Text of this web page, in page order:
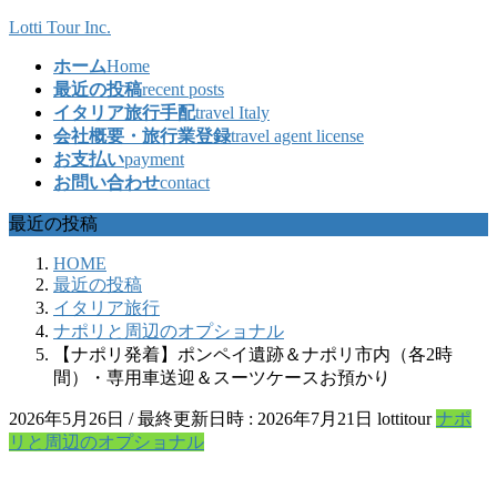
コ
ッ
プ
ナ
移
動
Lotti Tour Inc.
ホームHome
最近の投稿recent posts
イタリア旅行手配travel Italy
会社概要・旅行業登録travel agent license
お支払いpayment
お問い合わせcontact
最近の投稿
HOME
最近の投稿
イタリア旅行
ナポリと周辺のオプショナル
【ナポリ発着】ポンペイ遺跡＆ナポリ市内（各2時
間）・専用車送迎＆スーツケースお預かり
2026年5月26日 / 最終更新日時 : 2026年7月21日 lottitour ナポ
リと周辺のオプショナル